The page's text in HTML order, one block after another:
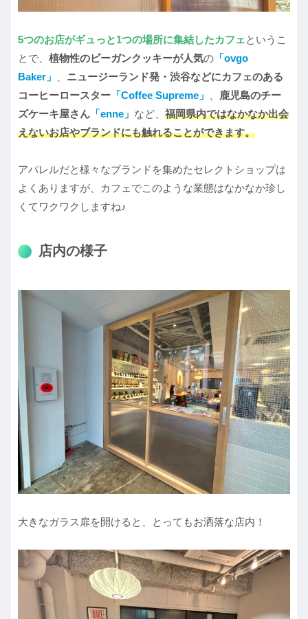
5つのお店がギュっと1つの場所に集結したカフェというこ
とで、 植物性のビーガンクッキーが人気の 「ovgo
Baker」
ニュージーランド発・渋谷などにカフェのある
コーヒーロースター 「Coffee Supreme」
鹿児島のチー
ズケーキ屋さん 「enne」 など、 福岡県内ではなかなか出会
えないお店やブランドにも触れることができます。
アパレルだと様々なブランドを集めたセレクトショップは
よくありますが、カフェでこのような業態はなかなか珍し
くてワクワクしますね♪
店内の様子
大きなガラス扉を開けると、とってもお洒落な店内！